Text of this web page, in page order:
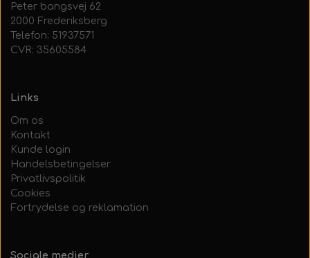
Peter bangsvej 62
2000 Frederiksberg
Telefon: 51937571
CVR: 35605584
Links
Om os
Kontakt
Kunde login
Handelsbetingelser
Privatlivspolitik
Cookies
Fortrydelse og reklamation
Sociale medier